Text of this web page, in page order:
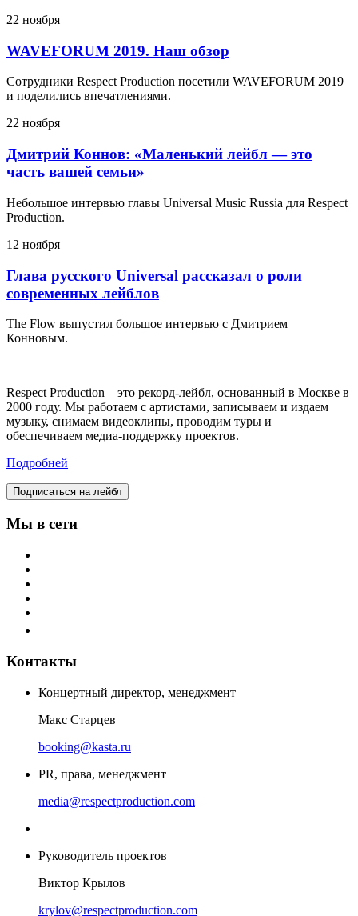
22 ноября
WAVEFORUM 2019. Наш обзор
Сотрудники Respect Production посетили WAVEFORUM 2019
и поделились впечатлениями.
22 ноября
Дмитрий Коннов: «Маленький лейбл — это
часть вашей семьи»
Небольшое интервью главы Universal Music Russia для Respect
Production.
12 ноября
Глава русского Universal рассказал о роли
современных лейблов
The Flow выпустил большое интервью с Дмитрием
Конновым.
Respect Production – это рекорд-лейбл, основанный в Москве в
2000 году. Мы работаем с артистами, записываем и издаем
музыку, снимаем видеоклипы, проводим туры и
обеспечиваем медиа-поддержку проектов.
Подробней
Подписаться на лейбл
Мы в сети
Контакты
Концертный директор, менеджмент
Макс Старцев
booking@kasta.ru
PR, права, менеджмент
media@respectproduction.com
Руководитель проектов
Виктор Крылов
krylov@respectproduction.com